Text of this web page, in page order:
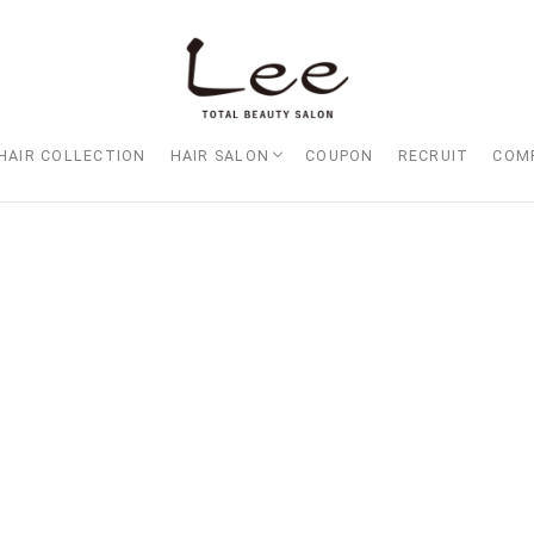
COLLECTION HAIR SALON
Lee大阪店
Lee梅田店
Lee京橋店
Lee堀江店
Lee四ツ橋店
Lee天王寺店
Lee上新庄Vita店
Lee東三国店
Lee布施店
Lee枚方店
HARBOR （ハーバー）
Lee尼崎店
Lee甲子園店
COUPON RECRUIT